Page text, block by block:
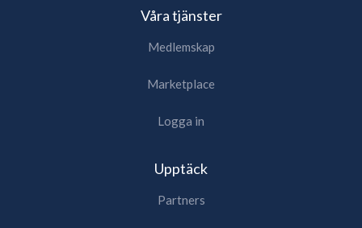
Våra tjänster
Medlemskap
Marketplace
Logga in
Upptäck
Partners